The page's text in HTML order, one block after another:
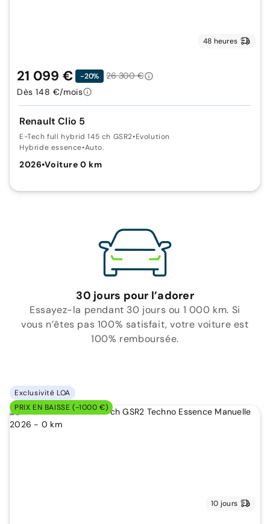
48 heures
Renault Clio 5
E-Tech full hybrid 145 ch GSR2•Evolution
Hybride essence•Auto.
2026•Voiture 0 km
21 099 € -20%
26 300 €
Dès 148 €/mois
30 jours pour l’adorer
Essayez-la pendant 30 jours ou 1 000 km. Si
vous n’êtes pas 100% satisfait, votre voiture est
100% remboursée.
Exclusivité LOA
PRIX EN BAISSE (-1000 €)
10 jours